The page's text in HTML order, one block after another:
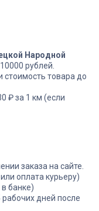
Народной
рублей.
стоимость товара до
₽ за 1 км (если
заказа на сайте.
оплата курьеру)
банке)
дней после